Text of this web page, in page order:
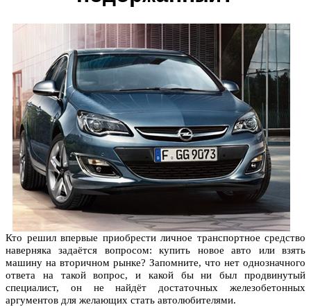
Кто решил впервые приобрести личное транспортное средство
наверняка задаётся вопросом: купить новое авто или взять
машину на вторичном рынке? Запомните, что нет однозначного
ответа на такой вопрос, и какой бы ни был продвинутый
специалист, он не найдёт достаточных железобетонных
аргументов для желающих стать автолюбителями.